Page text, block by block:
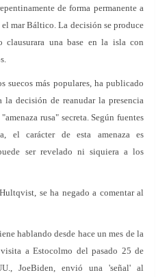
de forma permanente a
mar Báltico. La decisión se produce
clausurara una base en la isla con
suecos más populares, ha publicado
decisión de reanudar la presencia
rusa" secreta. Según fuentes
el carácter de esta amenaza es
ser revelado ni siquiera a los
se ha negado a comentar al
hablando desde hace un mes de la
a Estocolmo del pasado 25 de
JoeBiden, envió una 'señal' al